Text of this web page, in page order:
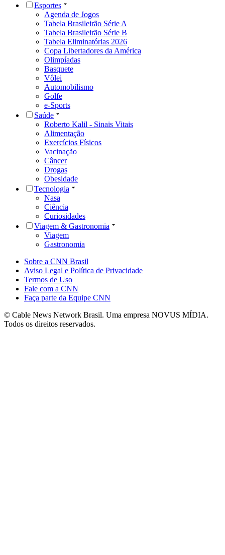
Esportes
Agenda de Jogos
Tabela Brasileirão Série A
Tabela Brasileirão Série B
Tabela Eliminatórias 2026
Copa Libertadores da América
Olimpíadas
Basquete
Vôlei
Automobilismo
Golfe
e-Sports
Saúde
Roberto Kalil - Sinais Vitais
Alimentação
Exercícios Físicos
Vacinação
Câncer
Drogas
Obesidade
Tecnologia
Nasa
Ciência
Curiosidades
Viagem & Gastronomia
Viagem
Gastronomia
Sobre a CNN Brasil
Aviso Legal e Política de Privacidade
Termos de Uso
Fale com a CNN
Faça parte da Equipe CNN
© Cable News Network Brasil. Uma empresa NOVUS MÍDIA.
Todos os direitos reservados.